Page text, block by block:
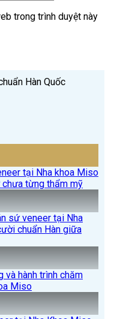
trong trình duyệt này
tại Nha khoa Miso
từng thẩm mỹ
sứ veneer tại Nha
chuẩn Hàn giữa
và hành trình chăm
Miso